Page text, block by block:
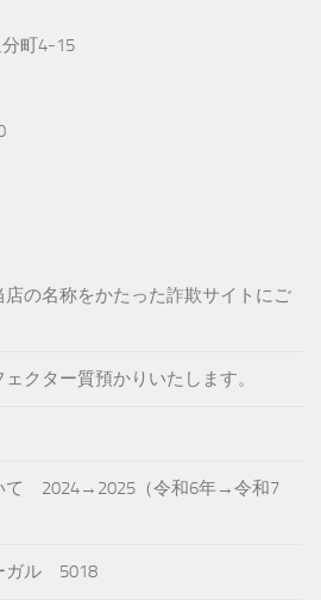
町4-15
店の名称をかたった詐欺サイトにご
クター質預かりいたします。
て 2024→2025（令和6年→令和7
ガル 5018